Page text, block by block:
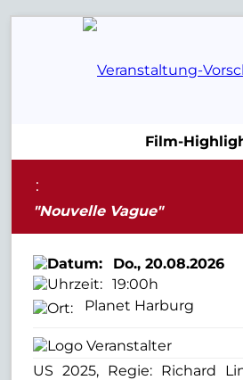
Film-
:
"Nouvelle Vague"
Do., 20.08.2026
19:00h
Planet Harburg
US 2025, Regie: Richard